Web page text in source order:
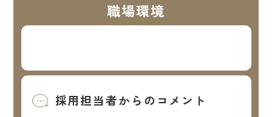
職場環境
採用担当者からのコメント